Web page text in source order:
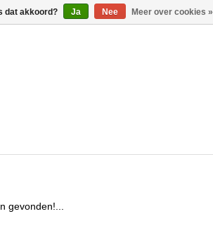
gevonden!...
dat akkoord? Ja Nee Meer over cookies »